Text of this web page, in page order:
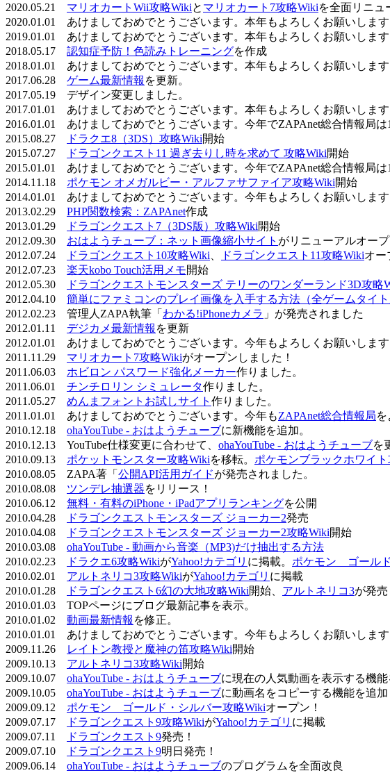
2020.05.21 マリオカートWii攻略Wikiと マリオカート7攻略Wikiを全面リニュ
2020.01.01 あけましておめでとうございます。本年もよろしくお願いします
2019.01.01 あけましておめでとうございます。本年もよろしくお願いします
2018.05.17 認知症予防！色読みトレーニングを作成
2018.01.01 あけましておめでとうございます。本年もよろしくお願いします
2017.06.28 ゲーム最新情報 を更新。
2017.05.19 デザイン変更しました。
2017.01.01 あけましておめでとうございます。本年もよろしくお願いします
2016.01.01 あけましておめでとうございます。今年でZAPAnet総合情報局は
2015.08.27
ドラクエ8（3DS）攻略Wiki開始
2015.07.27
ドラゴンクエスト11 過ぎ去りし時を求めて 攻略Wiki開始
2015.01.01 あけましておめでとうございます。今年でZAPAnet総合情報局は
2014.11.18 ポケモン オメガルビー・アルファサファイア攻略Wiki開始
2014.01.01 あけましておめでとうございます。今年もよろしくお願いします
2013.02.29 PHP関数検索：ZAPAnet作成
2013.01.29
ドラゴンクエスト7（3DS版）攻略Wiki開始
2012.09.30 おはようチューブ：ネット画像縮小サイト がリニューアルオープ
2012.07.24
ドラゴンクエスト10攻略Wiki ドラゴンクエスト11攻略Wikiオー
2012.07.23 楽天kobo Touch活用メモ開始
2012.05.30
ドラゴンクエストモンスターズ テリーのワンダーランド3D攻略
2012.04.10 簡単にファミコンのプレイ画像を入手する方法（全ゲームタイト
2012.02.23 管理人ZAPA執筆「 わかる!iPhoneカメラ 」が発売されました
2012.01.11 デジカメ最新情報 を更新
2012.01.01 あけましておめでとうございます。今年もよろしくお願いします
2011.11.29 マリオカート7攻略Wikiがオープンしました！
2011.06.03 ホビロン パスワード強化メーカー作りました。
2011.06.01 チンチロリン シミュレータ作りました。
2011.05.27 めんまフォントお試しサイト 作りました。
2011.01.01 あけましておめでとうございます。今年もZAPAnet総合情報局
2010.12.18 ohaYouTube - おはようチューブに新機能を追加。
2010.12.13 YouTube仕様変更に合わせて、 ohaYouTube - おはようチューブを
2010.09.13 ポケットモンスター攻略Wikiを移転。 ポケモンブラックホワイ
2010.08.05 ZAPA著「 公開API活用ガイドが発売されました。
2010.08.08 ツンデレ抽選器をリリース！
2010.06.12 無料・有料のiPhone・iPadアプリランキングを公開
2010.04.28
ドラゴンクエストモンスターズ ジョーカー2発売
2010.04.08
ドラゴンクエストモンスターズ ジョーカー2攻略Wiki開始
2010.03.08 ohaYouTube - 動画から音楽（MP3)だけ抽出する方法
2010.02.23
ドラクエ6攻略WikiがYahoo!カテゴリ に掲載。 ポケモン ゴール
2010.02.01 アルトネリコ3攻略WikiがYahoo!カテゴリ に掲載
2010.01.28
ドラゴンクエスト6幻の大地攻略Wiki開始、 アルトネリコ3が発売
2010.01.03 TOPページにブログ最新記事を表示。
2010.01.02 動画最新情報 を修正。
2010.01.01 あけましておめでとうございます。今年もよろしくお願いします
2009.11.26
レイトン教授と魔神の笛攻略Wiki開始
2009.10.13 アルトネリコ3攻略Wiki開始
2009.10.07 ohaYouTube - おはようチューブに現在の人気動画を表示する機能
2009.10.05 ohaYouTube - おはようチューブに動画名をコピーする機能を追加
2009.09.12 ポケモン ゴールド・シルバー攻略Wikiオープン！
2009.07.17
ドラゴンクエスト9攻略WikiがYahoo!カテゴリ に掲載
2009.07.11
ドラゴンクエスト9発売！
2009.07.10
ドラゴンクエスト9明日発売！
2009.06.14 ohaYouTube - おはようチューブのプログラムを全面改良